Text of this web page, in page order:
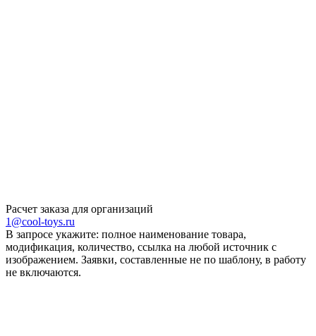
Расчет заказа для организаций
1@cool-toys.ru
В запросе укажите: полное наименование товара,
модификация, количество, ссылка на любой источник с
изображением. Заявки, составленные не по шаблону, в работу
не включаются.